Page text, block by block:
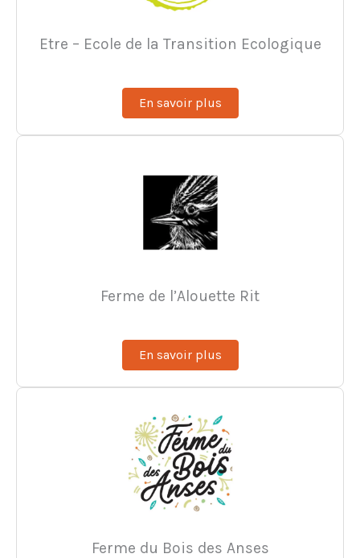
Etre – Ecole de la Transition Ecologique
En savoir plus
Ferme de l’Alouette Rit
En savoir plus
Ferme du Bois des Anses